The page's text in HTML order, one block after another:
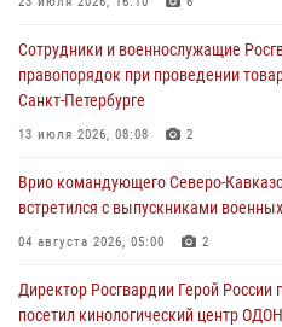
Военнослужащие Софринской
дорогой к Победе в СВО» (видео)
08 августа 2026, 07:00
В Кабардино-Балкарии сотрудники
08 августа 2026, 07:00
В Москве росгвардейцы оказали
08 августа 2026, 06:32 1
Сотрудники и военнослужащие
правопорядок при проведении
Санкт-Петербурге
13 июля 2026, 08:08 2
Врио командующего Северо-
встретился с выпускниками
04 августа 2026, 05:00 2
Директор Росгвардии Герой России
посетил кинологический центр